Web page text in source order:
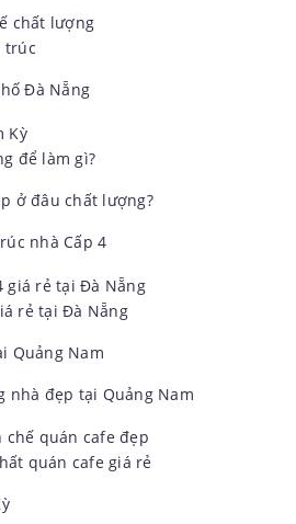
trúc
Đà Nẵng
để làm gì?
ở đâu chất lượng?
nhà Cấp 4
rẻ tại Đà Nẵng
Quảng Nam
nhà đẹp tại Quảng Nam
quán cafe giá rẻ